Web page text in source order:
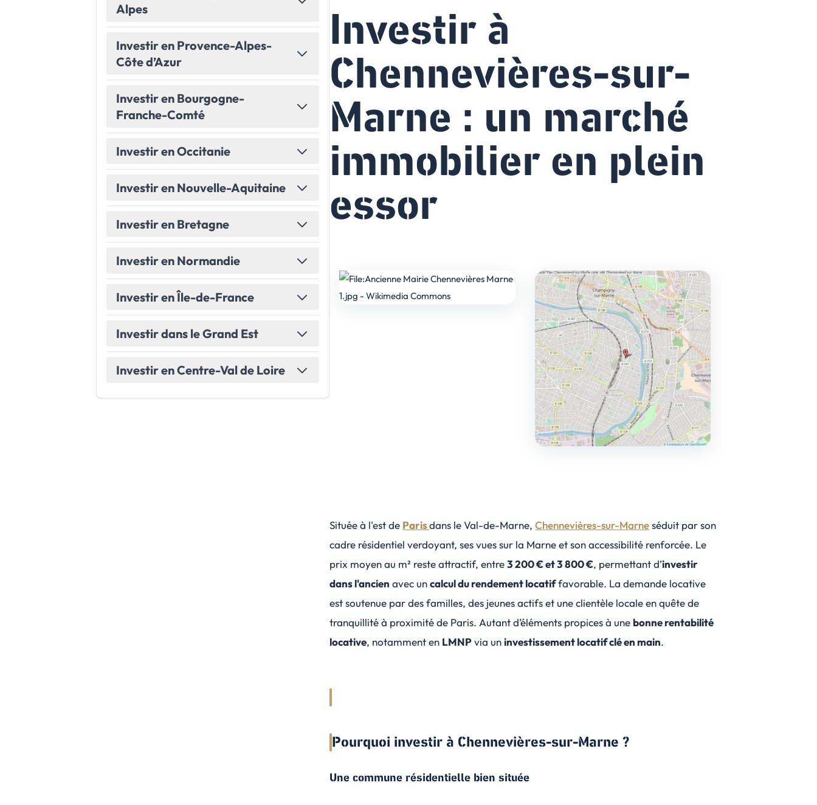
Toutes les villes→
Amérique du Nord
Alpes
Investir en Provence-Alpes-
Côte d’Azur
Investir en Bourgogne-
Franche-Comté
Investir en Occitanie
Investir en Nouvelle-Aquitaine
Investir en Bretagne
Investir en Normandie
Investir en Île-de-France
Investir dans le Grand Est
Investir en Centre-Val de Loire
Investir à
Chennevières-sur-
Marne : un marché
immobilier en plein
essor
Située à l'est de Parisdans le Val-de-Marne,Chennevières-sur-Marneséduit par son
cadre résidentiel verdoyant, ses vues sur la Marne et son accessibilité renforcée. Le
prix moyen au m² reste attractif, entre3 200 € et 3 800 €, permettant d’investir
dans l'ancien avec uncalcul du rendement locatiffavorable. La demande locative
est soutenue par des familles, des jeunes actifs et une clientèle locale en quête de
tranquillité à proximité de Paris. Autant d’éléments propices à une bonne rentabilité
locative, notamment en LMNPvia uninvestissement locatif clé en main.
Pourquoi investir à Chennevières-sur-Marne ?
Une commune résidentielle bien située